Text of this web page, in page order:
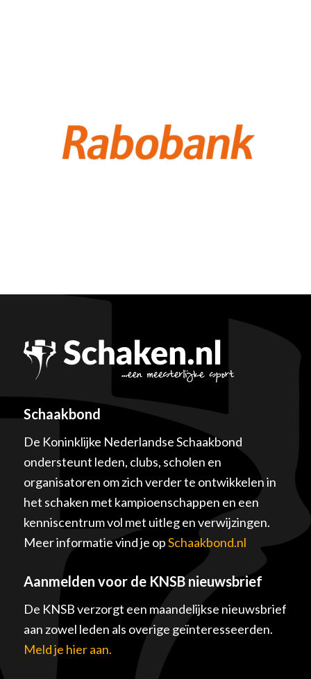
Schaakbond
De Koninklijke Nederlandse Schaakbond
ondersteunt leden, clubs, scholen en
organisatoren om zich verder te ontwikkelen in
het schaken met kampioenschappen en een
kenniscentrum vol met uitleg en verwijzingen.
Meer informatie vind je opSchaakbond.nl
Aanmelden voor de KNSB nieuwsbrief
De KNSB verzorgt een maandelijkse nieuwsbrief
aan zowel leden als overige geïnteresseerden.
Meld je hier aan.